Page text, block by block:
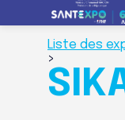
Liste des
>